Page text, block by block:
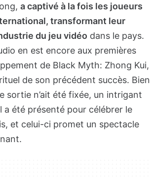
a captivé à la fois les joueurs
transformant leur
du jeu vidéo dans le pays.
en est encore aux premières
de Black Myth: Zhong Kui,
de son précédent succès. Bien
sortie n’ait été fixée, un intrigant
a été présenté pour célébrer le
et celui-ci promet un spectacle